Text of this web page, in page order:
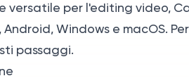
versatile per l'editing video,
Android, Windows e macOS.
passaggi.